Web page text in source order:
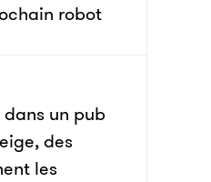
robot
un pub
des
les